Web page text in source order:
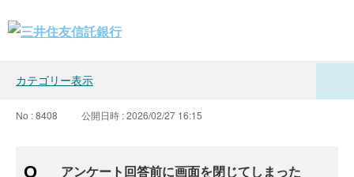
カテゴリー表示
No : 8408 公開日時 : 2026/02/27 16:15
アンケート回答前に画面を閉じてしまった